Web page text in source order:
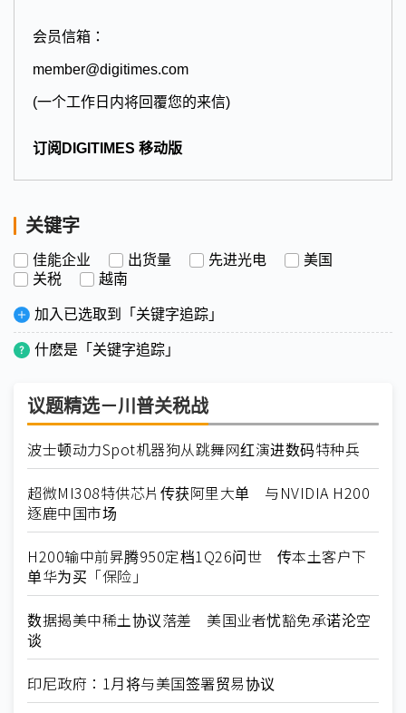
会员信箱：
member@digitimes.com
(一个工作日内将回覆您的来信)
订阅DIGITIMES 移动版
关键字
佳能企业 出货量 先进光电
美国
关税
越南
加入已选取到「关键字追踪」
什麽是「关键字追踪」
议题精选－川普关税战
波士顿动力Spot机器狗从跳舞网红演进数码特种兵
超微MI308特供芯片传获阿里大单 与NVIDIA H200
逐鹿中国市场
H200输中前昇腾950定档1Q26问世 传本土客户下
单华为买「保险」
数据揭美中稀土协议落差 美国业者忧豁免承诺沦空
谈
印尼政府：1月将与美国签署贸易协议